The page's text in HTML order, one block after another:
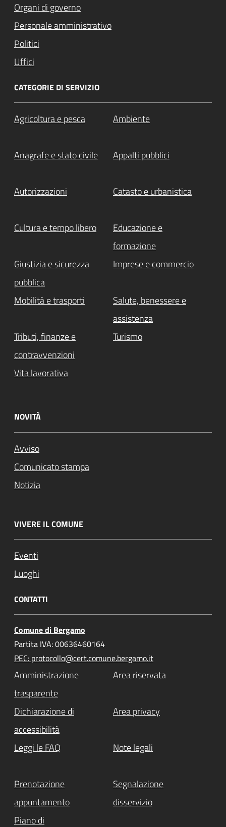
Organi di governo
Personale amministrativo
Politici
Uffici
CATEGORIE DI SERVIZIO
Agricoltura e pesca Ambiente
Anagrafe e stato civile Appalti pubblici
Autorizzazioni Catasto e urbanistica
Cultura e tempo libero
Educazione e
formazione
Giustizia e sicurezza
pubblica
Imprese e commercio
Mobilità e trasporti
Salute, benessere e
assistenza
Tributi, finanze e
contravvenzioni
Turismo
Vita lavorativa
NOVITÀ
Avviso
Comunicato stampa
Notizia
VIVERE IL COMUNE
Eventi
Luoghi
CONTATTI
Comune di Bergamo
Partita IVA: 00636460164
PEC: protocollo@cert.comune.bergamo.it
Amministrazione
trasparente
Area riservata
Dichiarazione di
accessibilità
Area privacy
Leggi le FAQ Note legali
Prenotazione
appuntamento
Segnalazione
disservizio
Piano di